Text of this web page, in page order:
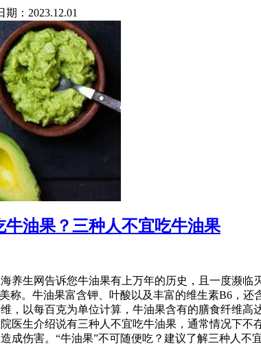
期：2023.12.01
牛油果？三种人不宜吃牛油果
养生网告诉您牛油果有上万年的历史，且一度濒
称。牛油果富含钾、叶酸以及丰富的维生素B6，
，以每百克为单位计算，牛油果含有的膳食纤维
医生介绍说有三种人不宜吃牛油果，通常情况下
成伤害。“牛油果”不可随便吃？建议了解三种人不